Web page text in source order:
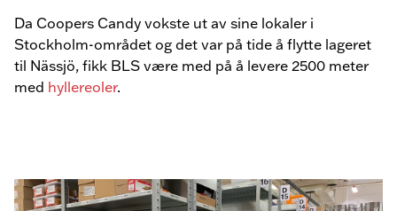
Da Coopers Candy vokste ut av sine lokaler i
Stockholm-området og det var på tide å flytte lageret
til Nässjö, fikk BLS være med på å levere 2500 meter
med hyllereoler.